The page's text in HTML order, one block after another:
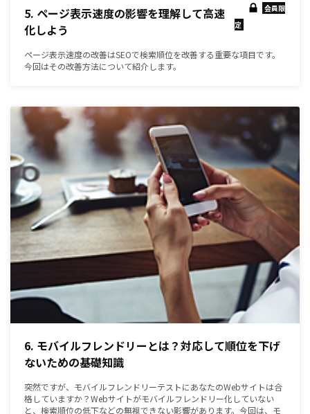
5. ページ表示速度の影響を理解して高速
化しよう
会員限
定
ページ表示速度の改善はSEOで検索順位を改善する重要な項目です。
今回はその改善方法について紹介します。
6. モバイルフレンドリーとは？対応して順位を下げ
ないための基礎知識
突然ですが、モバイルフレンドリーテストにあなたのWebサイトは合
格していますか？Webサイトがモバイルフレンドリー化していない
と、検索順位の低下などの無視できない影響があります。今回は、モ